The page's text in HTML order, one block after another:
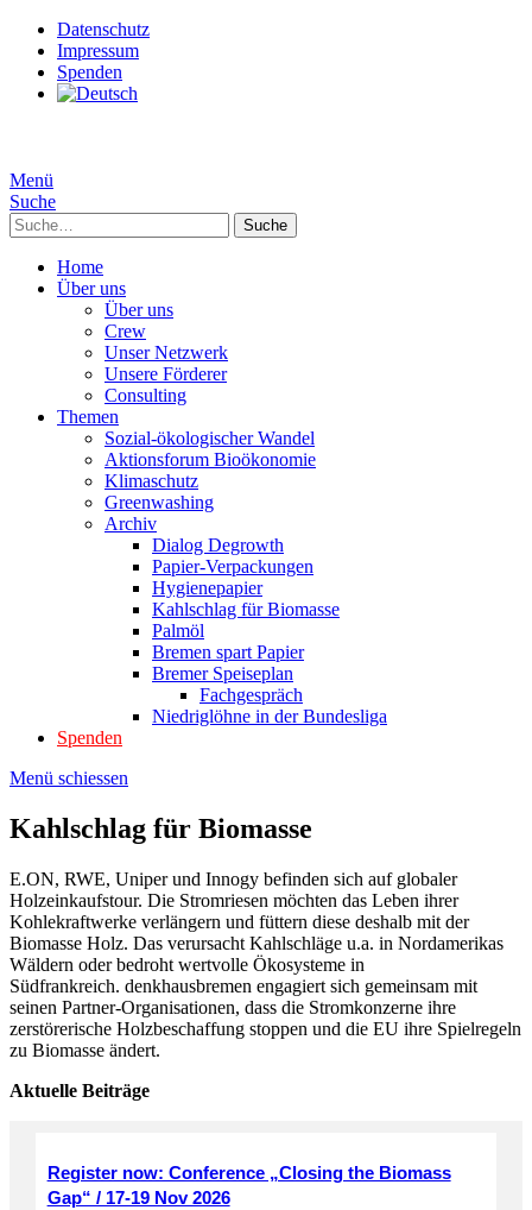
Datenschutz
Impressum
Spenden
Menü
Suche
Suche
Home
Über uns
Über uns
Crew
Unser Netzwerk
Unsere Förderer
Consulting
Themen
Sozial-ökologischer Wandel
Aktionsforum Bioökonomie
Klimaschutz
Greenwashing
Archiv
Dialog Degrowth
Papier-Verpackungen
Hygienepapier
Kahlschlag für Biomasse
Palmöl
Bremen spart Papier
Bremer Speiseplan
Fachgespräch
Niedriglöhne in der Bundesliga
Spenden
Menü schiessen
Kahlschlag für Biomasse
E.ON, RWE, Uniper und Innogy befinden sich auf globaler
Holzeinkaufstour. Die Stromriesen möchten das Leben ihrer
Kohlekraftwerke verlängern und füttern diese deshalb mit der
Biomasse Holz. Das verursacht Kahlschläge u.a. in Nordamerikas
Wäldern oder bedroht wertvolle Ökosysteme in
Südfrankreich. denkhausbremen engagiert sich gemeinsam mit
seinen Partner-Organisationen, dass die Stromkonzerne ihre
zerstörerische Holzbeschaffung stoppen und die EU ihre Spielregeln
zu Biomasse ändert.
Aktuelle Beiträge
Register now: Conference „Closing the Biomass
Gap“ / 17-19 Nov 2026